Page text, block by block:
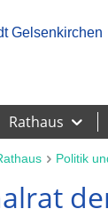
Rathaus
Politik